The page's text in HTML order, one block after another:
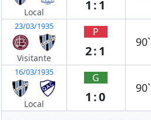
Local 1:1
23/03/1935
Visitante
P
2:1
90`
16/03/1935
Local
G
1:0
90`